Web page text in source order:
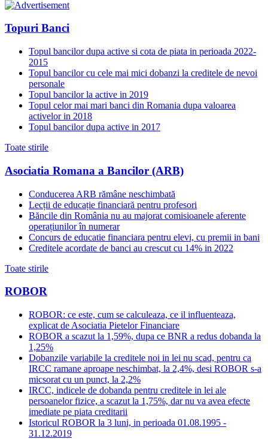
Topuri Banci
Topul bancilor dupa active si cota de piata in perioada 2022-
2015
Topul bancilor cu cele mai mici dobanzi la creditele de nevoi
personale
Topul bancilor la active in 2019
Topul celor mai mari banci din Romania dupa valoarea
activelor in 2018
Topul bancilor dupa active in 2017
Toate stirile
Asociatia Romana a Bancilor (ARB)
Conducerea ARB rămâne neschimbată
Lecții de educație financiară pentru profesori
Băncile din România nu au majorat comisioanele aferente
operațiunilor în numerar
Concurs de educatie financiara pentru elevi, cu premii in bani
Creditele acordate de banci au crescut cu 14% in 2022
Toate stirile
ROBOR
ROBOR: ce este, cum se calculeaza, ce il influenteaza,
explicat de Asociatia Pietelor Financiare
ROBOR a scazut la 1,59%, dupa ce BNR a redus dobanda la
1,25%
Dobanzile variabile la creditele noi in lei nu scad, pentru ca
IRCC ramane aproape neschimbat, la 2,4%, desi ROBOR s-a
micsorat cu un punct, la 2,2%
IRCC, indicele de dobanda pentru creditele in lei ale
persoanelor fizice, a scazut la 1,75%, dar nu va avea efecte
imediate pe piata creditarii
Istoricul ROBOR la 3 luni, in perioada 01.08.1995 -
31.12.2019